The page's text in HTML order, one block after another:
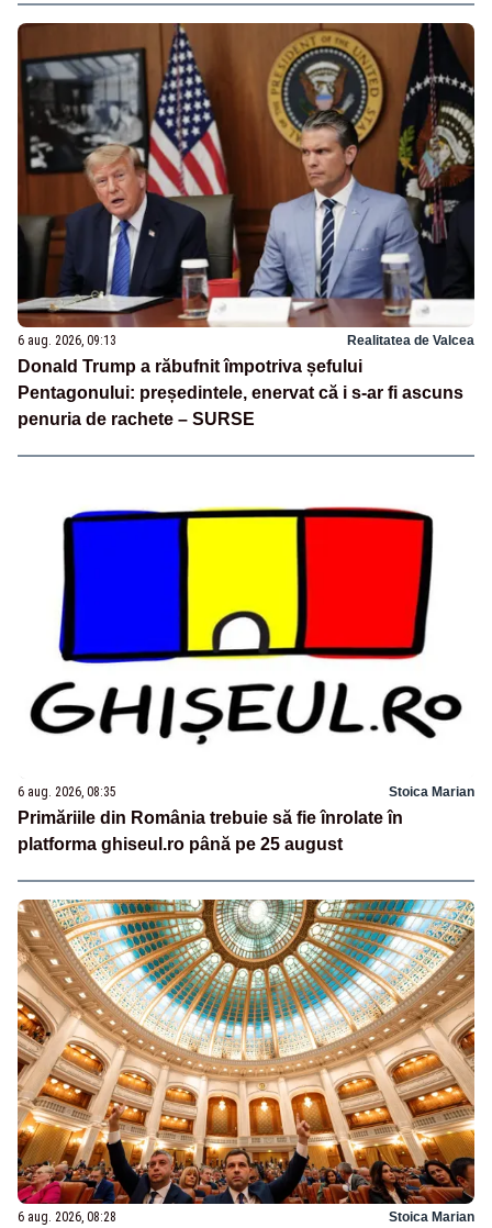
6 aug. 2026, 09:13 Realitatea de Valcea
Donald Trump a răbufnit împotriva șefului
Pentagonului: președintele, enervat că i s-ar fi ascuns
penuria de rachete – SURSE
6 aug. 2026, 08:35 Stoica Marian
Primăriile din România trebuie să fie înrolate în
platforma ghiseul.ro până pe 25 august
6 aug. 2026, 08:28 Stoica Marian